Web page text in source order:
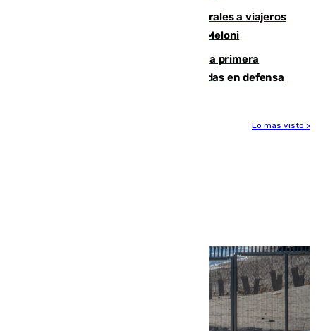
España restablece controles temporales a viajeros
procedentes de Italia como repuesta a Meloni
El Málaga cae ante el Ceuta y suma la primera
derrota de la pretemporada dejando dudas en defensa
Lo más visto >